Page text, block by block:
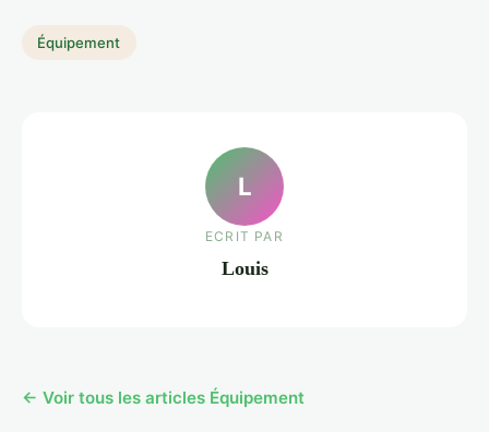
Équipement
L
ECRIT PAR
Louis
← Voir tous les articles Équipement